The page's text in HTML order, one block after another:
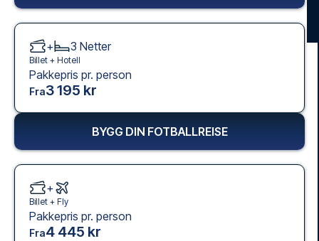
+ 3 Netter
Billet + Hotell
Pakkepris pr. person
Fra3 195 kr
BYGG DIN FOTBALLREISE
+
Billet + Fly
Pakkepris pr. person
Fra4 445 kr